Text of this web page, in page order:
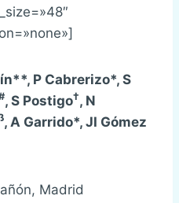
P Cabrerizo*, S
, S Postigo†, N
, A Garrido*, JI Gómez
Madrid